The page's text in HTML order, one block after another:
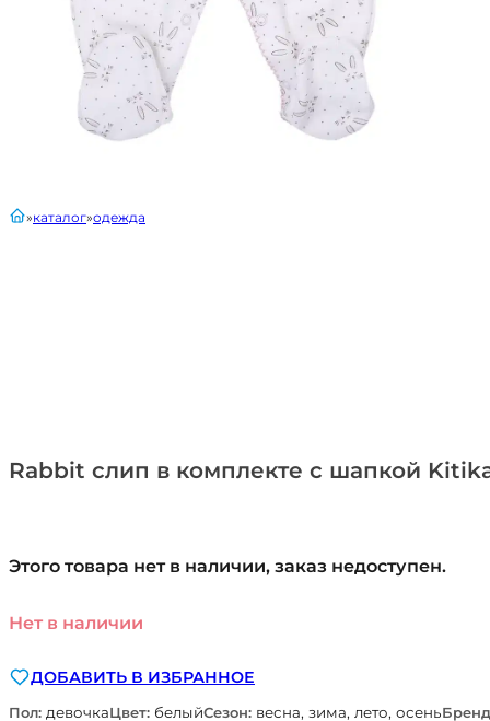
Rabbit слип в комплекте с шапкой
главнаякаталог одежда
Этого товара нет в наличии, заказ недоступен.
Нет в наличии
ДОБАВИТЬ В ИЗБРАННОЕ
Пол: девочкаЦвет: белыйСезон: весна, зима, лето, осень